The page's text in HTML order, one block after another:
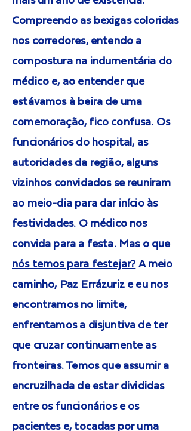
Compreendo as bexigas coloridas
nos corredores, entendo a
compostura na indumentária do
médico e, ao entender que
estávamos à beira de uma
comemoração, fico confusa. Os
funcionários do hospital, as
autoridades da região, alguns
vizinhos convidados se reuniram
ao meio-dia para dar início às
festividades. O médico nos
convida para a festa. Mas o que
nós temos para festejar? A meio
caminho, Paz Errázuriz e eu nos
encontramos no limite,
enfrentamos a disjuntiva de ter
que cruzar continuamente as
fronteiras. Temos que assumir a
encruzilhada de estar divididas
entre os funcionários e os
pacientes e, tocadas por uma